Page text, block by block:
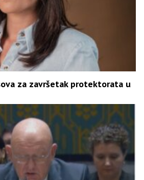
za završetak protektorata u